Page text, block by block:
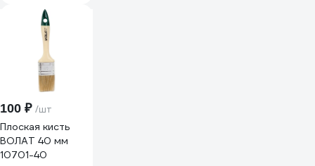
100 ₽ /шт
Плоская кисть
ВОЛАТ 40 мм
10701-40